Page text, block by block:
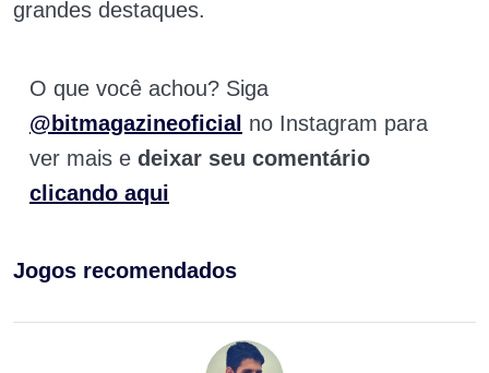
grandes destaques.
O que você achou? Siga
@bitmagazineoficial no Instagram para
ver mais e deixar seu comentário
clicando aqui
Jogos recomendados